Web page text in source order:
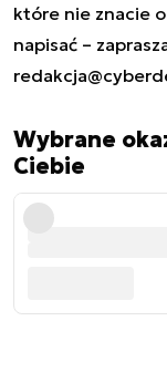
które nie znacie
napisać –
Wybrane
Ciebie